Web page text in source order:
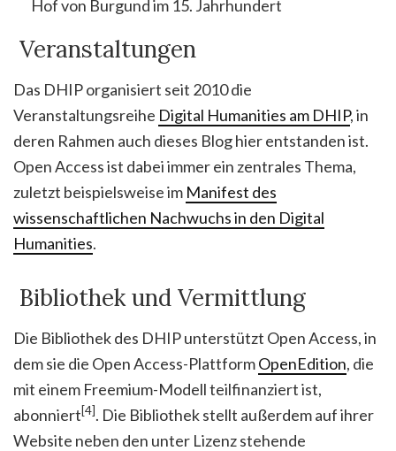
Hof von Burgund im 15. Jahrhundert
Veranstaltungen
Das DHIP organisiert seit 2010 die
Veranstaltungsreihe Digital Humanities am DHIP, in
deren Rahmen auch dieses Blog hier entstanden ist.
Open Access ist dabei immer ein zentrales Thema,
zuletzt beispielsweise im Manifest des
wissenschaftlichen Nachwuchs in den Digital
Humanities.
Bibliothek und Vermittlung
Die Bibliothek des DHIP unterstützt Open Access, in
dem sie die Open Access-PlattformOpenEdition, die
mit einem Freemium-Modell teilfinanziert ist,
abonniert[4]. Die Bibliothek stellt außerdem auf ihrer
Website neben den unter Lizenz stehende